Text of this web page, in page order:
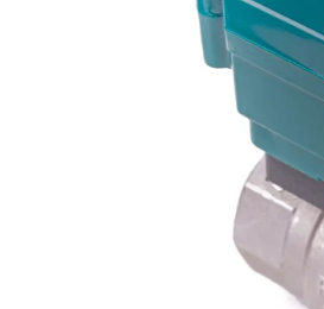
10" VLOŽKA UMÝVATEĽNÁ RL-SX 50MCR